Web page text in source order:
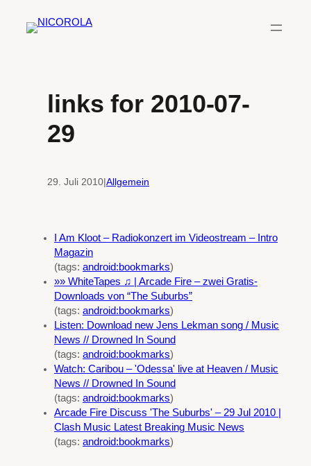
Inhalt
links for 2010-07-
29
29. Juli 2010|Allgemein
I Am Kloot – Radiokonzert im Videostream – Intro
Magazin
(tags: android:bookmarks)
»» WhiteTapes ♫ | Arcade Fire – zwei Gratis-
Downloads von “The Suburbs”
(tags: android:bookmarks)
Listen: Download new Jens Lekman song / Music
News // Drowned In Sound
(tags: android:bookmarks)
Watch: Caribou – 'Odessa' live at Heaven / Music
News // Drowned In Sound
(tags: android:bookmarks)
Arcade Fire Discuss 'The Suburbs' – 29 Jul 2010 |
Clash Music Latest Breaking Music News
(tags: android:bookmarks)